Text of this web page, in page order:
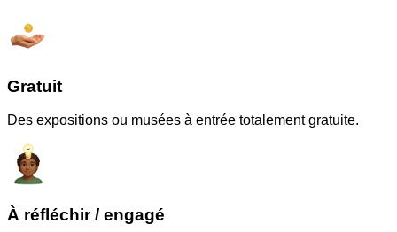
Gratuit
Des expositions ou musées à entrée totalement gratuite.
À réfléchir / engagé